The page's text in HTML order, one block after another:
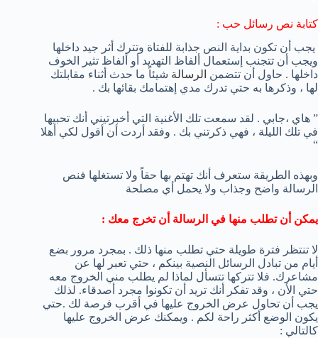
كتابة نص رسائل حب :
يجب أن تكون بداية النص جذابة للفتاة وتترك أثر جيد داخلها
ويجب أن تتجنب إستعمال ألفاظ التهديد أو ألفاظ تثير الخوف
داخلها . حاول أن تتضمن الرسالة شيئاً ما حدث أثناء مقابلتك
لها ، وذكرها به حتي تدرك مدي إهتمامك بقائها بك .
” هاي ،جابي . لقد سمعت تلك الأغنية التي أخبرتيني أنك تحبيها
في تلك الليلة ، فهي ذكرتني بك . وفقد أردت أن أقول لكي أهلا
“
وبهذه الطريقة ستعرف أنك تهتم بها حقاً ولا تستغلها فنص
الرسالة واضح وجذاب ولا يحمل أي مصلحة
يمكن أن تطلب منها في الرسالة أن تخرج معك :
لا تنتظر فترة طويلة حتي تطلب منها ذلك . بمجرد مرور بضع
أيام من تبادل الرسائل النصية بينكم ، حتي تعبر لها عن
مشاعرك. فلا تتركها تتسأل لماذا لم يطلب مني الخروج معه
حتي الأن ، وقد تفكر أنك تريد أن تكونوا مجرد أصدقاء. لذلك
يجب أن تحاول عرض الخروج عليها في أقرب فرصة لك .حتي
يكون الوضع أكثر راحة لكم . ويمكنك عرض الخروج عليها
كالتالي :